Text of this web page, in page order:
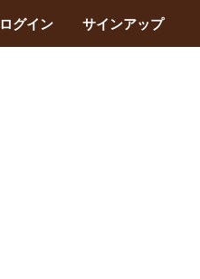
ログイン サインアップ